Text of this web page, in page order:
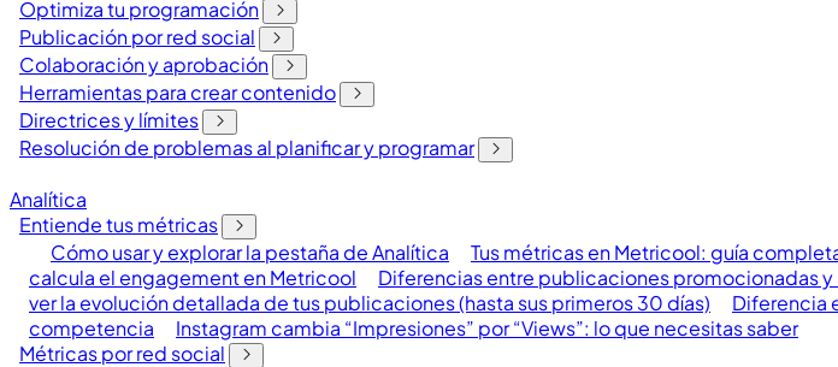
Optimiza tu programación
Publicación por red social
Colaboración y aprobación
Herramientas para crear contenido
Directrices y límites
Resolución de problemas al planificar y programar
Analítica
Entiende tus métricas
Cómo usar y explorar la pestaña de Analítica
Tus métricas en Metricool: guía
calcula el engagement en Metricool
Diferencias entre publicaciones promocionadas y
ver la evolución detallada de tus publicaciones (hasta sus primeros 30 días)
Diferencia
competencia
Instagram cambia “Impresiones” por “Views”: lo que necesitas saber
Métricas por red social